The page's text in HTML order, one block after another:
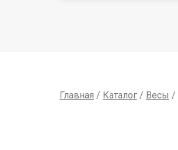
Главная / Каталог / Весы /